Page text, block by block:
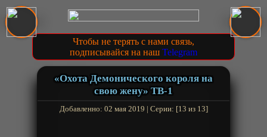
Чтобы не терять с нами связь,
подписывайся на наш Telegram
«Охота Демонического короля на
свою жену» ТВ-1
Добавленно: 02 мая 2019 | Серии: [13 из 13]